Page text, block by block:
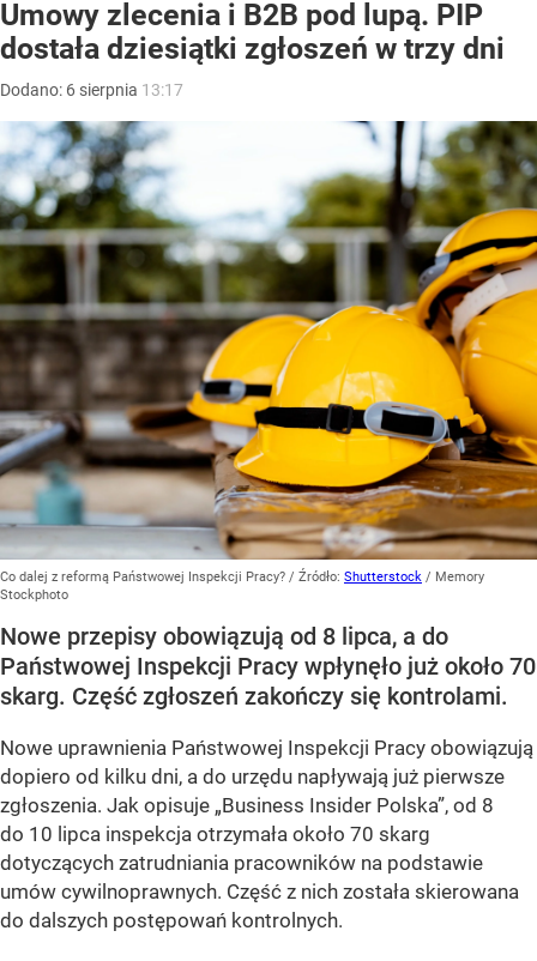
Umowy zlecenia i B2B pod lupą. PIP
dostała dziesiątki zgłoszeń w trzy dni
Dodano: 6 sierpnia 13:17
Co dalej z reformą Państwowej Inspekcji Pracy? / Źródło: Shutterstock / Memory
Stockphoto
Nowe przepisy obowiązują od 8 lipca, a do
Państwowej Inspekcji Pracy wpłynęło już około 70
skarg. Część zgłoszeń zakończy się kontrolami.
Nowe uprawnienia Państwowej Inspekcji Pracy obowiązują
dopiero od kilku dni, a do urzędu napływają już pierwsze
zgłoszenia. Jak opisuje „Business Insider Polska”, od 8
do 10 lipca inspekcja otrzymała około 70 skarg
dotyczących zatrudniania pracowników na podstawie
umów cywilnoprawnych. Część z nich została skierowana
do dalszych postępowań kontrolnych.